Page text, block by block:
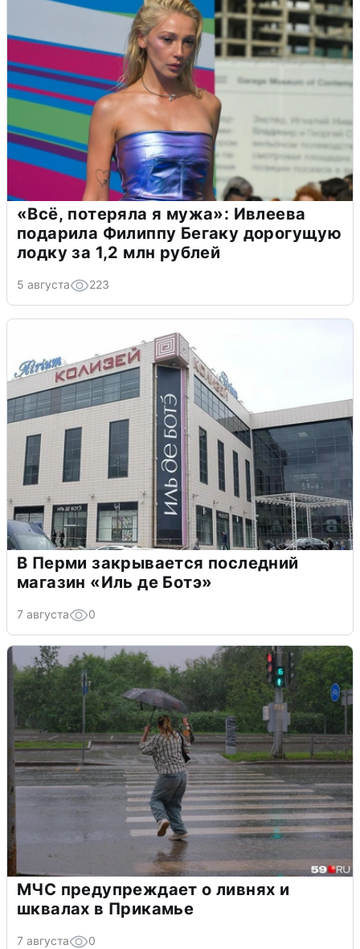
«Всё, потеряла я мужа»: Ивлеева
подарила Филиппу Бегаку дорогущую
лодку за 1,2 млн рублей
5 августа 223
В Перми закрывается последний
магазин «Иль де Ботэ»
7 августа 0
МЧС предупреждает о ливнях и
шквалах в Прикамье
7 августа 0